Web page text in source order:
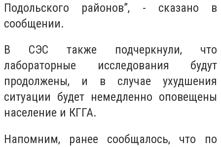
Подольского районов”, - сказано в
сообщении.
В СЭС также подчеркнули, что
лабораторные исследования будут
продолжены, и в случае ухудшения
ситуации будет немедленно оповещены
население и КГГА.
Напомним, ранее сообщалось, что по